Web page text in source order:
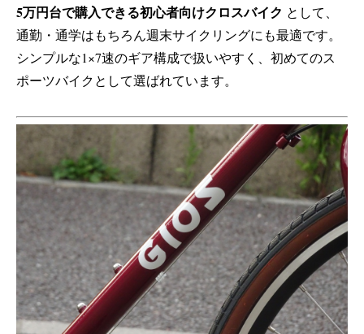
5万円台で購入できる初心者向けクロスバイク として、
通勤・通学はもちろん週末サイクリングにも最適です。
シンプルな1×7速のギア構成で扱いやすく、初めてのス
ポーツバイクとして選ばれています。